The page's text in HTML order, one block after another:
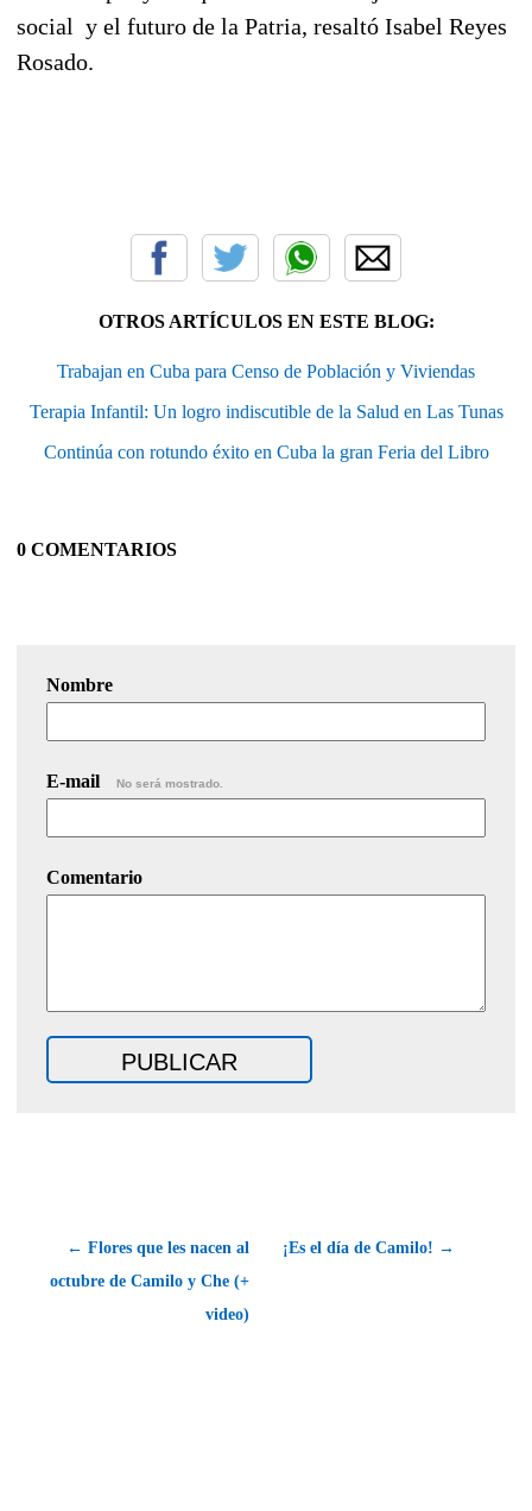
social y el futuro de la Patria, resaltó Isabel Reyes
Rosado.
OTROS ARTÍCULOS EN ESTE BLOG:
Trabajan en Cuba para Censo de Población y Viviendas
Terapia Infantil: Un logro indiscutible de la Salud en Las Tunas
Continúa con rotundo éxito en Cuba la gran Feria del Libro
0 COMENTARIOS
Nombre
E-mail No será mostrado.
Comentario
← Flores que les nacen al
octubre de Camilo y Che (+
video)
¡Es el día de Camilo! →